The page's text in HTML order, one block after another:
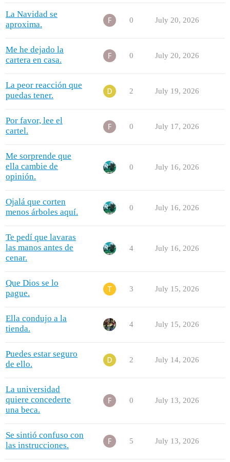
La Navidad se
aproxima.
0 July 20, 2026
Me he dejado la
cartera en casa.
0 July 20, 2026
La peor reacción que
puedas tener.
2 July 19, 2026
Por favor, lee el
cartel.
0 July 17, 2026
Me sorprende que
ella cambie de
opinión.
0 July 16, 2026
Ojalá que corten
menos árboles aquí.
0 July 16, 2026
Te pedí que lavaras
las manos antes de
cenar.
4 July 16, 2026
Que Dios se lo
pague.
3 July 15, 2026
Ella condujo a la
tienda.
4 July 15, 2026
Puedes estar seguro
de ello.
2 July 14, 2026
La universidad
quiere concederte
una beca.
0 July 13, 2026
Se sintió confuso con
las instrucciones.
5 July 13, 2026